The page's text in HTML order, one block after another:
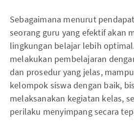
Sebagaimana menurut
seorang guru yang efektif akan
lingkungan belajar lebih
melakukan pembelajaran
dan prosedur yang jelas,
kelompok siswa dengan baik,
melaksanakan kegiatan kelas,
perilaku menyimpang secara